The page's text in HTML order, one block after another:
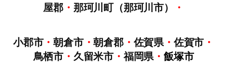
屋郡 ・ 那珂川町（那珂川市） ・
小郡市・朝倉市・朝倉郡・佐賀県 ・佐賀市 ・
鳥栖市・ 久留米市・福岡県 ・飯塚市